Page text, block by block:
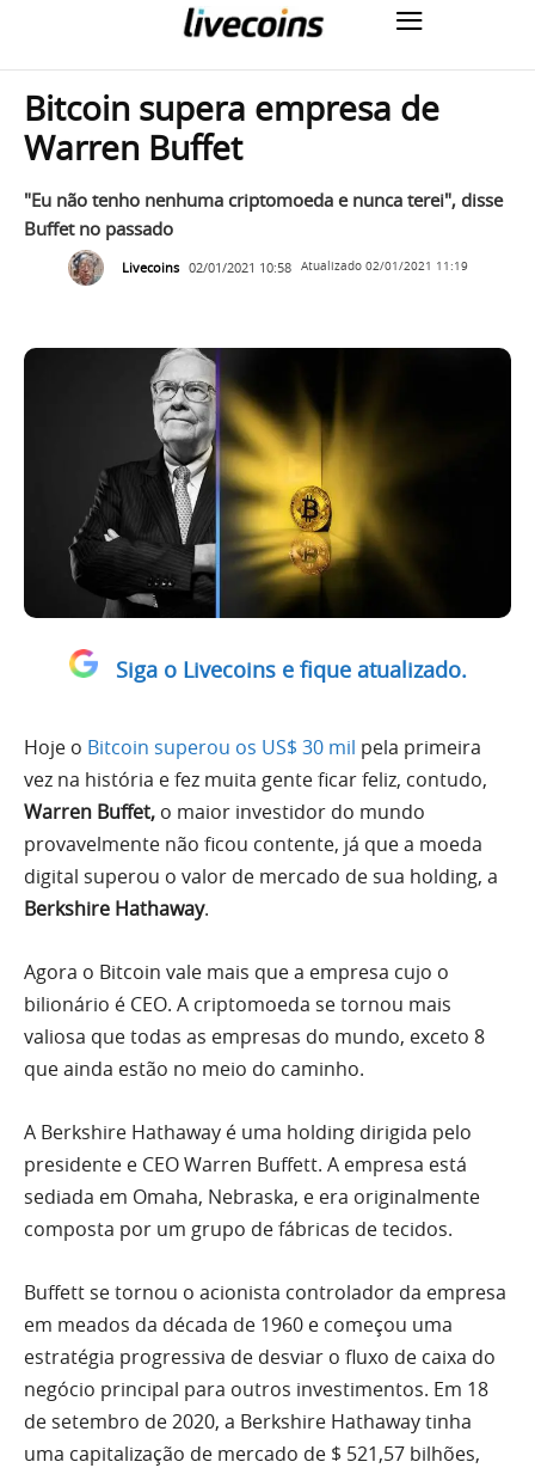
Bitcoin supera empresa de
Warren Buffet
"Eu não tenho nenhuma criptomoeda e nunca terei", disse
Buffet no passado
Livecoins 02/01/2021 10:58 Atualizado 02/01/2021 11:19
Siga o Livecoins e fique atualizado.
Hoje o Bitcoin superou os US$ 30 mil pela primeira
vez na história e fez muita gente ficar feliz, contudo,
Warren Buffet, o maior investidor do mundo
provavelmente não ficou contente, já que a moeda
digital superou o valor de mercado de sua holding, a
Berkshire Hathaway.
Agora o Bitcoin vale mais que a empresa cujo o
bilionário é CEO. A criptomoeda se tornou mais
valiosa que todas as empresas do mundo, exceto 8
que ainda estão no meio do caminho.
A Berkshire Hathaway é uma holding dirigida pelo
presidente e CEO Warren Buffett. A empresa está
sediada em Omaha, Nebraska, e era originalmente
composta por um grupo de fábricas de tecidos.
Buffett se tornou o acionista controlador da empresa
em meados da década de 1960 e começou uma
estratégia progressiva de desviar o fluxo de caixa do
negócio principal para outros investimentos. Em 18
de setembro de 2020, a Berkshire Hathaway tinha
uma capitalização de mercado de $ 521,57 bilhões,